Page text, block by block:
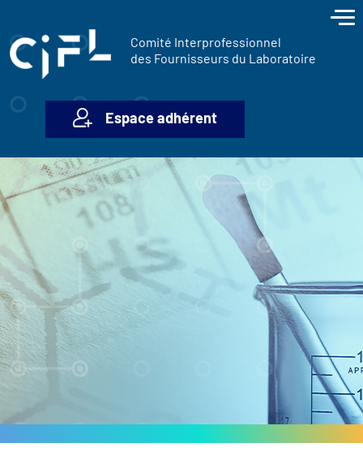
Comité Interprofessionnel
des Fournisseurs du Laboratoire
Espace adhérent